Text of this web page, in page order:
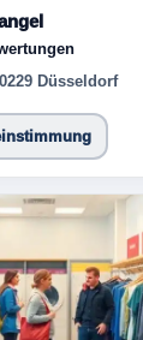
Düsseldorf